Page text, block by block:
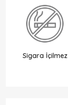
Sigara İçilmez